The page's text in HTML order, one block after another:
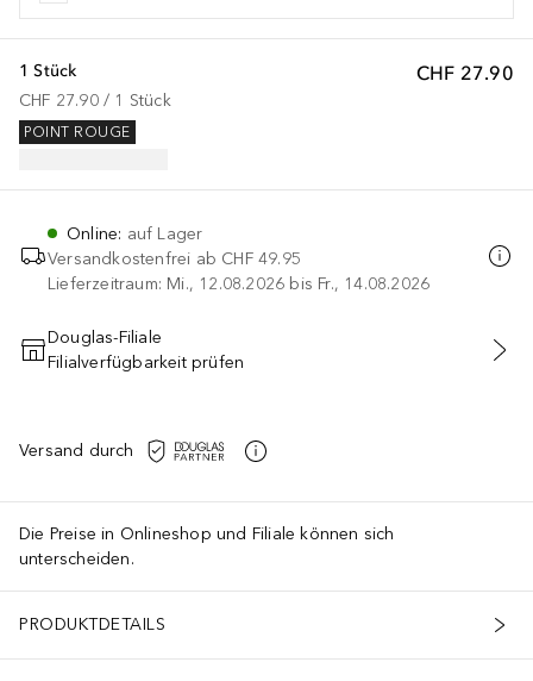
CHF 27.90
1 Stück
CHF 27.90 / 1 Stück
POINT ROUGE
Online: auf Lager
Versandkostenfrei ab CHF 49.95
Lieferzeitraum: Mi., 12.08.2026 bis Fr., 14.08.2026
IN DEN WARENKORB
Douglas-Filiale
Filialverfügbarkeit prüfen
Versand durch
Die Preise in Onlineshop und Filiale können sich
unterscheiden.
PRODUKTDETAILS